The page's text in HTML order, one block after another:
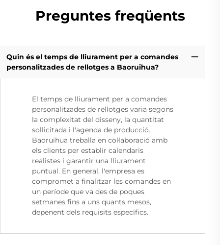
Preguntes freqüents
Quin és el temps de lliurament per a comandes
personalitzades de rellotges a Baoruihua?
El temps de lliurament per a comandes
personalitzades de rellotges varia segons
la complexitat del disseny, la quantitat
sol·licitada i l'agenda de producció.
Baoruihua treballa en col·laboració amb
els clients per establir calendaris
realistes i garantir una lliurament
puntual. En general, l'empresa es
compromet a finalitzar les comandes en
un període que va des de poques
setmanes fins a uns quants mesos,
depenent dels requisits específics.